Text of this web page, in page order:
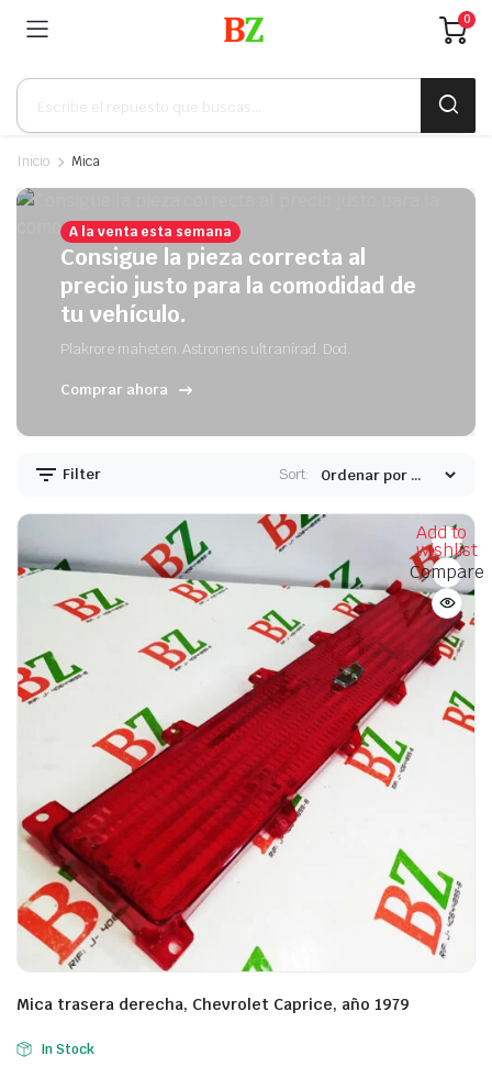
0
Búsqueda
productos
Inicio Mica
A la venta esta semana
Consigue la pieza correcta al
precio justo para la comodidad de
tu vehículo.
Plakrore maheten. Astronens ultranirad. Dod.
Comprar ahora
Filter Sort:
Add to
wishlist
Compare
Mica trasera derecha, Chevrolet Caprice, año 1979
In Stock